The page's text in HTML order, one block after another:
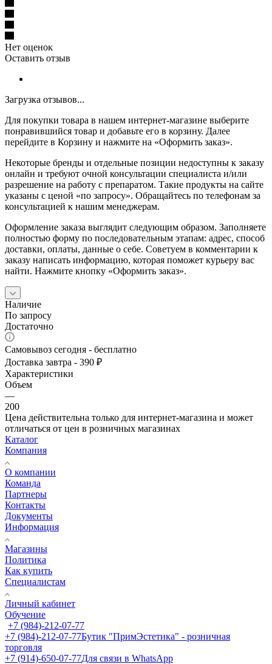
Нет оценок
Оставить отзыв
Загрузка отзывов...
Для покупки товара в нашем интернет-магазине выберите
понравившийся товар и добавьте его в корзину. Далее
перейдите в Корзину и нажмите на «Оформить заказ».
Некоторые бренды и отдельные позиции недоступны к заказу
онлайн и требуют очной консультации специалиста и/или
разрешение на работу с препаратом. Такие продукты на сайте
указаны с ценой «по запросу». Обращайтесь по телефонам за
консультацией к нашим менеджерам.
Оформление заказа выглядит следующим образом. Заполняете
полностью форму по последовательным этапам: адрес, способ
доставки, оплаты, данные о себе. Советуем в комментарии к
заказу написать информацию, которая поможет курьеру вас
найти. Нажмите кнопку «Оформить заказ».
Наличие
По запросу
Достаточно
Самовывоз сегодня - бесплатно
Доставка завтра - 390 ₽
Характеристики
Объем
—
200
Цена действительна только для интернет-магазина и может
отличаться от цен в розничных магазинах
Каталог
Компания
О компании
Команда
Партнеры
Контакты
Документы
Информация
Магазины
Политика
Как купить
Специалистам
Личный кабинет
Обучение
+7 (984)-212-07-77
+7 (984)-212-07-77Бутик "ПримЭстетика" - розничная
торговля
+7 (914)-650-07-77Для связи в WhatsApp